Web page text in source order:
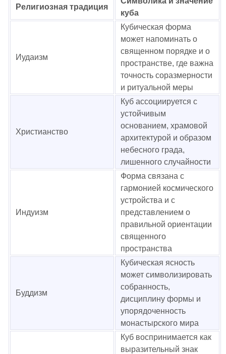
Религиозная традиция
куба
Иудаизм
Кубическая форма
может напоминать о
священном порядке и о
пространстве, где важна
точность соразмерности
и ритуальной меры
Христианство
Куб ассоциируется с
устойчивым
основанием, храмовой
архитектурой и образом
небесного града,
лишенного случайности
Индуизм
Форма связана с
гармонией космического
устройства и с
представлением о
правильной ориентации
священного
пространства
Буддизм
Кубическая ясность
может символизировать
собранность,
дисциплину формы и
упорядоченность
монастырского мира
Куб воспринимается как
выразительный знак